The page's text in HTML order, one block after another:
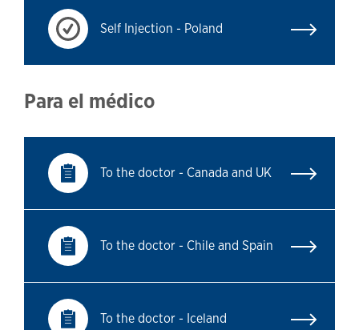
Self Injection - Poland
Para el médico
To the doctor - Canada and UK
To the doctor - Chile and Spain
To the doctor - Iceland